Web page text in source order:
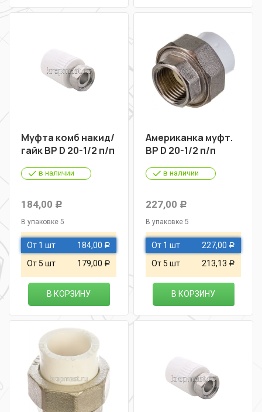
Муфта комб накид/
гайк ВР D 20-1/2 п/п
в наличии
184,00 Р
В упаковке 5
От 1 шт 184,00 Р
От 5 шт 179,00 Р
В КОРЗИНУ
Американка муфт.
ВР D 20-1/2 п/п
в наличии
227,00 Р
В упаковке 5
От 1 шт 227,00 Р
От 5 шт 213,13 Р
В КОРЗИНУ